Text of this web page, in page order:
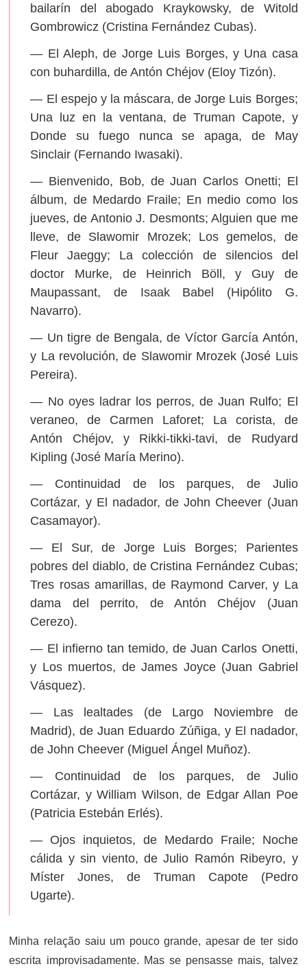
bailarín del abogado Kraykowsky, de Witold
Gombrowicz (Cristina Fernández Cubas).
— El Aleph, de Jorge Luis Borges, y Una casa
con buhardilla, de Antón Chéjov (Eloy Tizón).
— El espejo y la máscara, de Jorge Luis Borges;
Una luz en la ventana, de Truman Capote, y
Donde su fuego nunca se apaga, de May
Sinclair (Fernando Iwasaki).
— Bienvenido, Bob, de Juan Carlos Onetti; El
álbum, de Medardo Fraile; En medio como los
jueves, de Antonio J. Desmonts; Alguien que me
lleve, de Slawomir Mrozek; Los gemelos, de
Fleur Jaeggy; La colección de silencios del
doctor Murke, de Heinrich Böll, y Guy de
Maupassant, de Isaak Babel (Hipólito G.
Navarro).
— Un tigre de Bengala, de Víctor García Antón,
y La revolución, de Slawomir Mrozek (José Luis
Pereira).
— No oyes ladrar los perros, de Juan Rulfo; El
veraneo, de Carmen Laforet; La corista, de
Antón Chéjov, y Rikki-tikki-tavi, de Rudyard
Kipling (José María Merino).
— Continuidad de los parques, de Julio
Cortázar, y El nadador, de John Cheever (Juan
Casamayor).
— El Sur, de Jorge Luis Borges; Parientes
pobres del diablo, de Cristina Fernández Cubas;
Tres rosas amarillas, de Raymond Carver, y La
dama del perrito, de Antón Chéjov (Juan
Cerezo).
— El infierno tan temido, de Juan Carlos Onetti,
y Los muertos, de James Joyce (Juan Gabriel
Vásquez).
— Las lealtades (de Largo Noviembre de
Madrid), de Juan Eduardo Zúñiga, y El nadador,
de John Cheever (Miguel Ángel Muñoz).
— Continuidad de los parques, de Julio
Cortázar, y William Wilson, de Edgar Allan Poe
(Patricia Estebán Erlés).
— Ojos inquietos, de Medardo Fraile; Noche
cálida y sin viento, de Julio Ramón Ribeyro, y
Míster Jones, de Truman Capote (Pedro
Ugarte).
Minha relação saiu um pouco grande, apesar de ter sido
escrita improvisadamente. Mas se pensasse mais, talvez